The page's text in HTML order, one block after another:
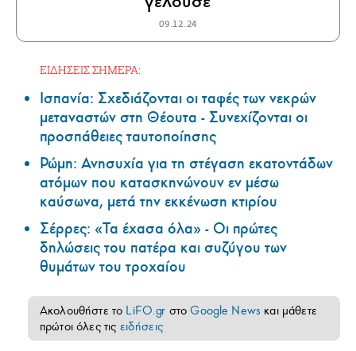
09.12.24
ΕΙΔΗΣΕΙΣ ΣΗΜΕΡΑ:
Ισπανία: Σχεδιάζονται οι ταφές των νεκρών
μεταναστών στη Θέουτα - Συνεχίζονται οι
προσπάθειες ταυτοποίησης
Ρώμη: Ανησυχία για τη στέγαση εκατοντάδων
ατόμων που κατασκηνώνουν εν μέσω
καύσωνα, μετά την εκκένωση κτιρίου
Σέρρες: «Τα έχασα όλα» - Οι πρώτες
δηλώσεις του πατέρα και συζύγου των
θυμάτων του τροχαίου
Ακολουθήστε το LiFO.gr στοGoogle News και μάθετε
πρώτοι όλες τις ειδήσεις